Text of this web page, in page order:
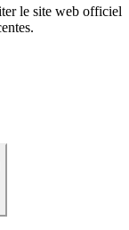
le site web officiel